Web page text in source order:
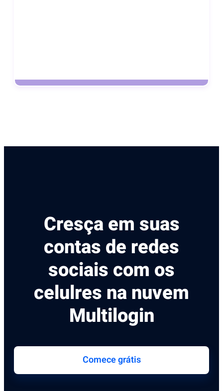
Cresça em suas
contas de redes
sociais com os
celulres na nuvem
Multilogin
Comece grátis